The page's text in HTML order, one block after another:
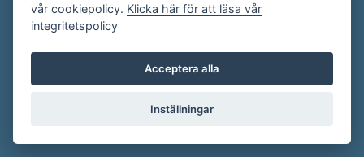
Cookies
Villkor
Skapa konto
vår cookiepolicy. Klicka här för att läsa vår
integritetspolicy
Acceptera alla
Inställningar